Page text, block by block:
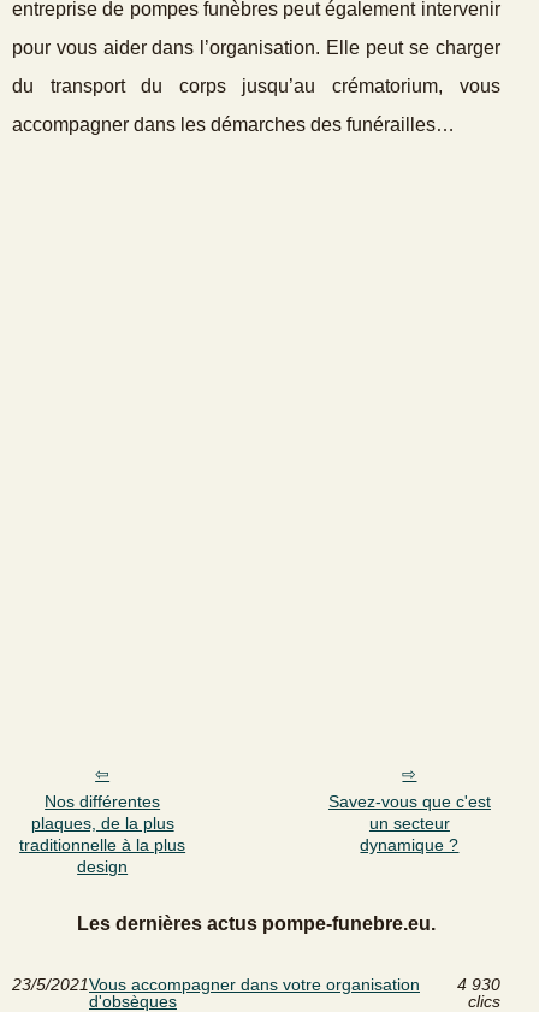
entreprise de pompes funèbres peut également intervenir
pour vous aider dans l’organisation. Elle peut se charger
du transport du corps jusqu’au crématorium, vous
accompagner dans les démarches des funérailles…
Nos différentes
plaques, de la plus
traditionnelle à la plus
design
Savez-vous que c'est
un secteur
dynamique ?
Les dernières actus pompe-funebre.eu.
23/5/2021Vous accompagner dans votre organisation
d'obsèques
4 930
clics